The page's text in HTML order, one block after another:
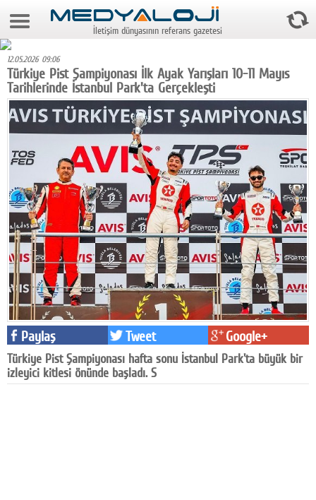
6 Ağustos 2026 8:31:58
Foto Galeri
Video Galeri
Gazeteler
Medya
Reyting-tiraj
Teknoloji
Televizyon
Dünya
Pr
Facebook
Diziler
İletişim dünyasının referans gazetesi
12.05.2026 09:06
Türkiye Pist Şampiyonası İlk Ayak Yarışları 10-11 Mayıs
Tarihlerinde İstanbul Park'ta Gerçekleşti
Paylaş Tweet Google+
Türkiye Pist Şampiyonası hafta sonu İstanbul Park'ta büyük bir
izleyici kitlesi önünde başladı. S